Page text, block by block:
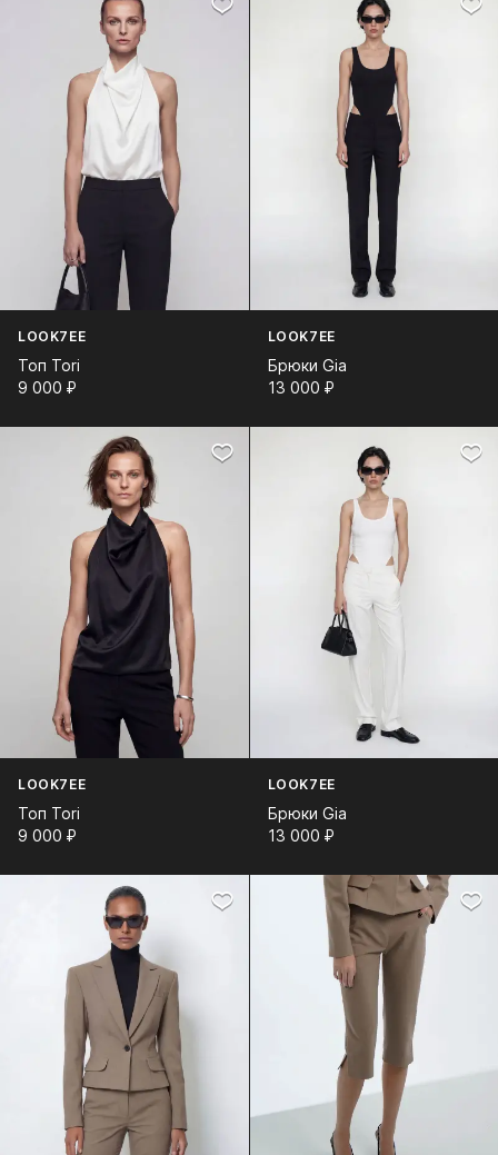
LOOK7EE
Топ Tori
9 000⁠ ⁠₽
LOOK7EE
Брюки Gia
13 000⁠ ⁠₽
LOOK7EE
Топ Tori
9 000⁠ ⁠₽
LOOK7EE
Брюки Gia
13 000⁠ ⁠₽